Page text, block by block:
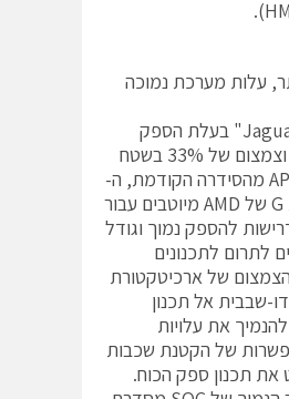
עלות מערכת נמוכה
עם ליבת ה-"Jaguar" בעלת הספק
נמוך של AMD וצמצום של 33% בשטח
לעומת ה-APUs2 מהסידרה הקודמת, ה-
SOCs מסדרת G של AMD מיוטבים עבור
להספק נמוך וגודל
לתרום לתכנונים
הצמצום של ארכיטקטורת
שבבית אל תכנון
את עלויות
של הקטנת שכבות
את תכנון ספק הכוח.